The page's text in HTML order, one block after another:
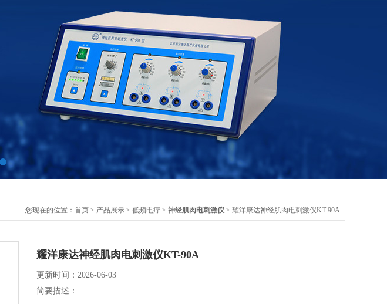
您现在的位置： 首页 > 产品展示 > 低频电疗 > 神经肌肉电刺激仪 > 耀洋康达神经肌肉电刺激仪KT-90A
耀洋康达神经肌肉电刺激仪KT-90A
更新时间：2026-06-03
简要描述：